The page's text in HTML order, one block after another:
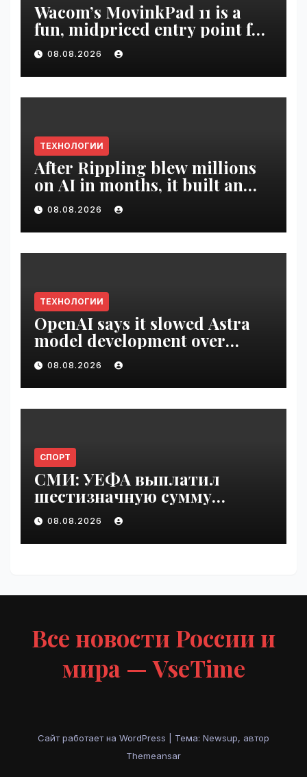
Wacom’s MovinkPad 11 is a
fun, midpriced entry point for
digital artists | VseTime.ru
08.08.2026
ТЕХНОЛОГИИ
After Rippling blew millions
on AI in months, it built an
employee ROI tool |
VseTime.ru
08.08.2026
ТЕХНОЛОГИИ
OpenAI says it slowed Astra
model development over
security concerns | VseTime.ru
08.08.2026
СПОРТ
СМИ: УЕФА выплатил
шестизначную сумму
любовнице Инфантино |
VseTime.ru
08.08.2026
Все новости России и
мира — VseTime
Сайт работает на WordPress
Тема: Newsup, автор
Themeansar